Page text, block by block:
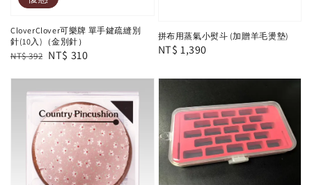
CloverClover可樂牌 單手鍵疏縫別
針(10入)（金別針）
Regular
NT$ 392 Sale
NT$ 310
拼布用蒸氣小熨斗 (加贈羊毛燙墊)
Regular
NT$ 1,390